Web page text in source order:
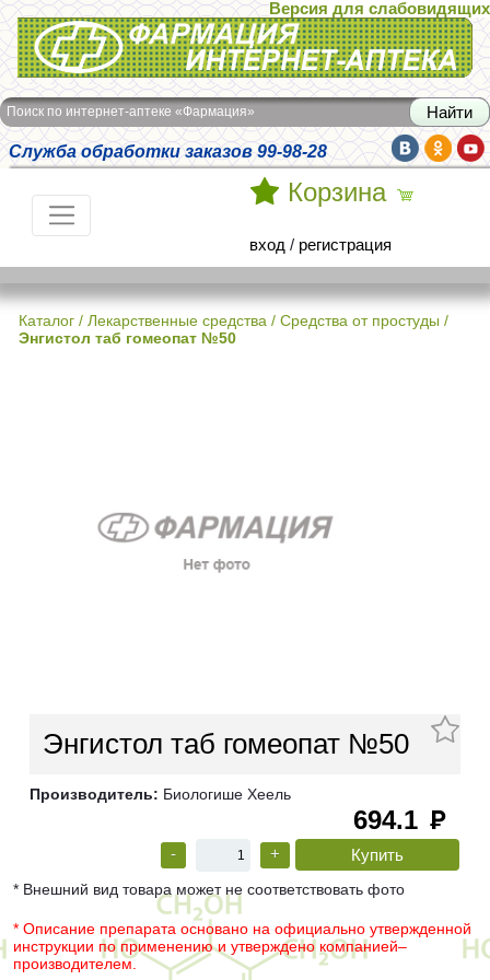
Интернет-аптека Фармация
Версия для слабовидящих
Поиск по интернет-аптеке «Фармация»
Служба обработки заказов 99-98-28
Корзина
вход / регистрация
Каталог / Лекарственные средства / Средства от простуды /
Энгистол таб гомеопат №50
Энгистол таб гомеопат №50
Производитель: Биологише Хеель
694.1 руб
- +
* Внешний вид товара может не соответствовать фото
* Описание препарата основано на официально утвержденной
инструкции по применению и утверждено компанией–
производителем.